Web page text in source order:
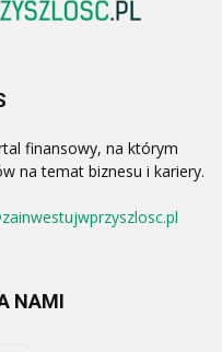
finansowy, na którym
na temat biznesu i kariery.
NAMI